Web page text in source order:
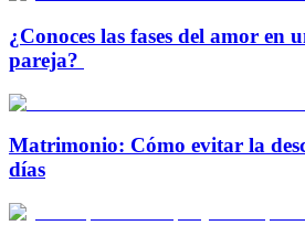
¿Conoces las fases del amor en
pareja?
Matrimonio: Cómo evitar la
días